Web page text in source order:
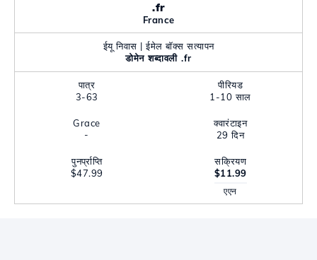
.fr
France
ईयू निवास | ईमेल बॉक्स सत्यापन
डोमेन शब्दावली .fr
पात्र
3-63
पीरियड
1-10 साल
Grace
-
क्वारंटाइन
29 दिन
पुनर्प्राप्ति
$47.99
सक्रियण
$11.99
एएन